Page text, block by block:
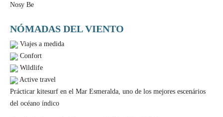
Nosy Be
NÓMADAS DEL VIENTO
Viajes a medida
Confort
Wildlife
Active travel
Prácticar kitesurf en el Mar Esmeralda, uno de los mejores escenários
del océano índico